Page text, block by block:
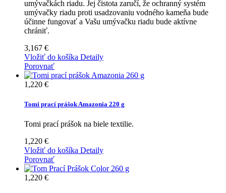
umývačkách riadu. Jej čistota zaručí, že ochranný systém
umývačky riadu proti usadzovaniu vodného kameňa bude
účinne fungovať a Vašu umývačku riadu bude aktívne
chrániť.
3,167 €
Vložiť do košíka Detaily
Porovnať
1,220 €
Tomi prací prášok Amazonia 220 g
Tomi prací prášok na biele textilie.
1,220 €
Vložiť do košíka Detaily
Porovnať
1,220 €